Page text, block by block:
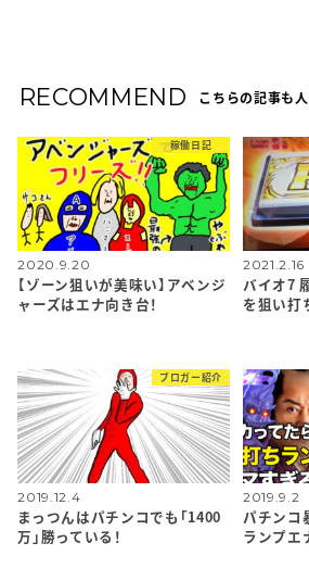
RECOMMEND こちらの記事も人
稼働日記
2020.9.20
【ゾーン狙いが美味い】アベンジ
ャーズはエナ向き台！
2021.2.16
バイオ7
を狙い打
ブロガー紹介
2019.12.4
まっつんはパチンコでも「1400
万」勝っている！
2019.9.2
パチンコ
ランプエ